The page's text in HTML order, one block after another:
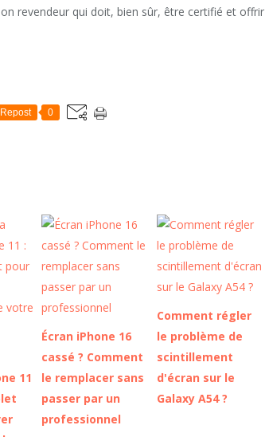
revendeur qui doit, bien sûr, être certifié et offrir
Repost 0
11
Écran iPhone 16
cassé ? Comment
le remplacer sans
passer par un
professionnel
Comment régler
le problème de
scintillement
d'écran sur le
Galaxy A54 ?